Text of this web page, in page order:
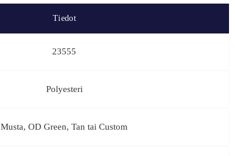
Tiedot
23555
Polyesteri
Musta, OD Green, Tan tai Custom